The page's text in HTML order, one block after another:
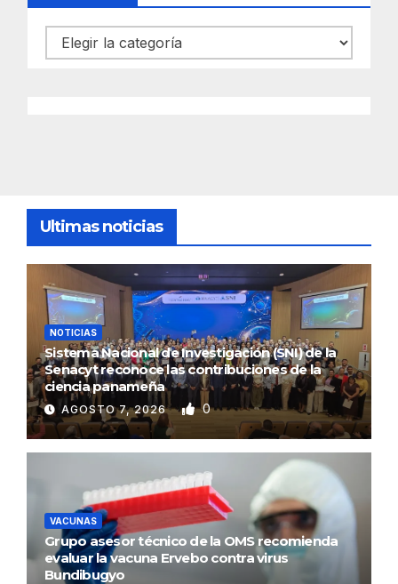
Categorías
Ultimas noticias
NOTICIAS
Sistema Nacional de Investigación (SNI) de la
Senacyt reconoce las contribuciones de la
ciencia panameña
AGOSTO 7, 2026 0
VACUNAS
Grupo asesor técnico de la OMS recomienda
evaluar la vacuna Ervebo contra virus
Bundibugyo